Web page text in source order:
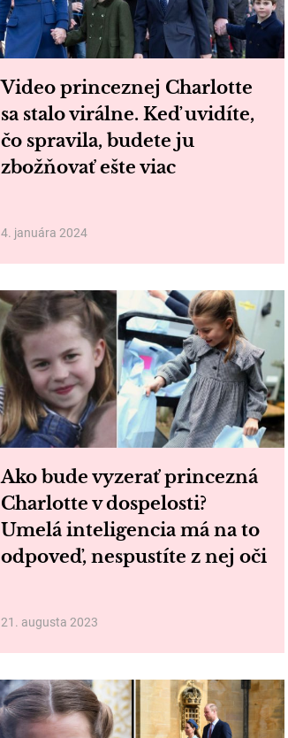
Video princeznej Charlotte
sa stalo virálne. Keď uvidíte,
čo spravila, budete ju
zbožňovať ešte viac
4. januára 2024
Ako bude vyzerať princezná
Charlotte v dospelosti?
Umelá inteligencia má na to
odpoveď, nespustíte z nej oči
21. augusta 2023